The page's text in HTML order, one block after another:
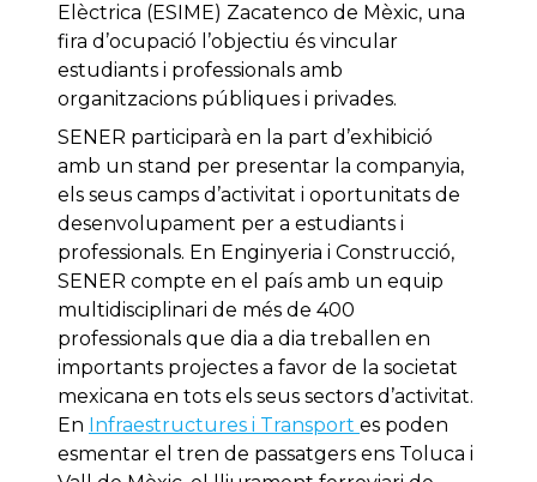
Elèctrica (ESIME) Zacatenco de Mèxic, una
fira d’ocupació l’objectiu és vincular
estudiants i professionals amb
organitzacions públiques i privades.
SENER participarà en la part d’exhibició
amb un stand per presentar la companyia,
els seus camps d’activitat i oportunitats de
desenvolupament per a estudiants i
professionals. En Enginyeria i Construcció,
SENER compte en el país amb un equip
multidisciplinari de més de 400
professionals que dia a dia treballen en
importants projectes a favor de la societat
mexicana en tots els seus sectors d’activitat.
En Infraestructures i Transport es poden
esmentar el tren de passatgers ens Toluca i